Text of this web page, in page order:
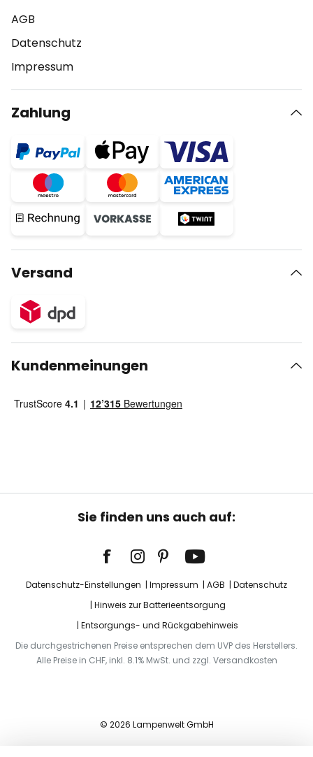
AGB
Datenschutz
Impressum
Zahlung
Versand
Kundenmeinungen
Sie finden uns auch auf:
Datenschutz-Einstellungen Impressum AGB
Datenschutz
Hinweis zur Batterieentsorgung
Entsorgungs- und Rückgabehinweis
Die durchgestrichenen Preise entsprechen dem UVP des Herstellers.
Alle Preise in CHF, inkl. 8.1% MwSt. und zzgl. Versandkosten
© 2026 Lampenwelt GmbH